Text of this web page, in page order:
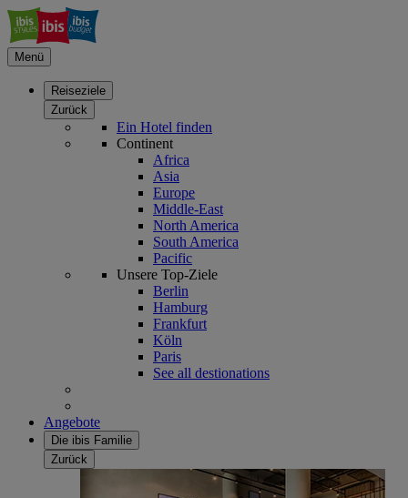
Menü
Reiseziele
Zurück
Ein Hotel finden
Continent
Africa
Asia
Europe
Middle-East
North America
South America
Pacific
Unsere Top-Ziele
Berlin
Hamburg
Frankfurt
Köln
Paris
See all destionations
Angebote
Die ibis Familie
Zurück